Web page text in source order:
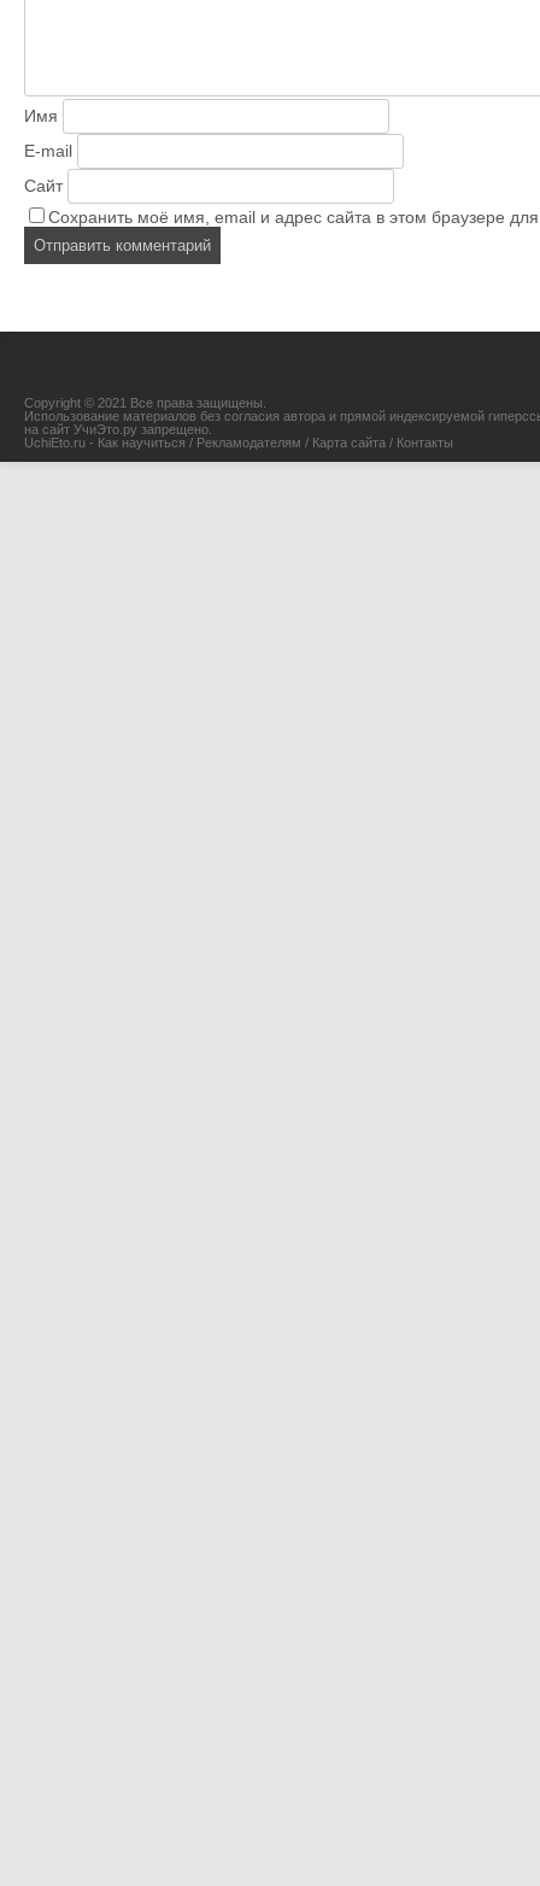
Имя
E-mail
Сайт
Сохранить моё имя, email и адрес сайта в этом браузере
Copyright © 2021 Все права защищены.
Использование материалов без согласия автора и прямой индексируемой
на сайт УчиЭто.ру запрещено.
UchiEto.ru - Как научиться / Рекламодателям / Карта сайта / Контакты